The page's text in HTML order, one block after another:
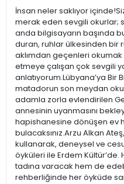
İnsan neler saklıyor
merak eden sevgili okurlar;
anda bilgisayarın başında
duran, ruhlar ülkesinden bir
aklımdan geçenleri
etmeye çalışan çok sevgili
anlatıyorum.Lübyana’ya Bir
matadorun son meydan
adamla zorla evlendirilen
annesinin uyanmasını
hapishanesine dönüşen ev
bulacaksınız.Arzu Alkan
kullanarak, deneysel ve
öyküleri ile Erdem Kültür’de.
tadına varacak hem de
rehberliğinde her öyküde